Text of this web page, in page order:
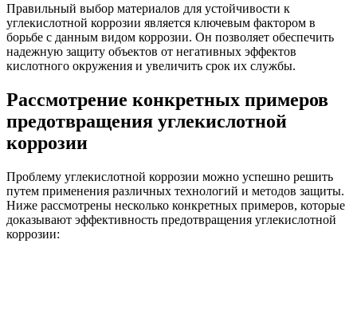
Правильный выбор материалов для устойчивости к
углекислотной коррозии является ключевым фактором в
борьбе с данным видом коррозии. Он позволяет обеспечить
надежную защиту объектов от негативных эффектов
кислотного окружения и увеличить срок их службы.
Рассмотрение конкретных примеров
предотвращения углекислотной
коррозии
Проблему углекислотной коррозии можно успешно решить
путем применения различных технологий и методов защиты.
Ниже рассмотрены несколько конкретных примеров, которые
доказывают эффективность предотвращения углекислотной
коррозии: